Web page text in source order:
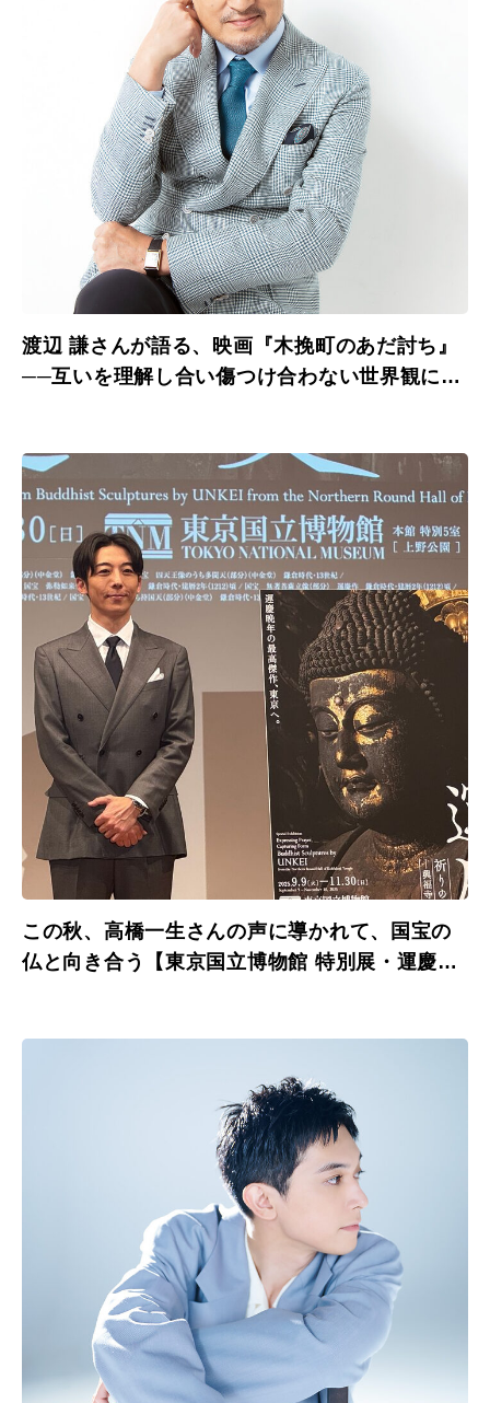
渡辺 謙さんが語る、映画『木挽町のあだ討ち』
──互いを理解し合い傷つけ合わない世界観に惚
この秋、高橋一生さんの声に導かれて、国宝の
仏と向き合う【東京国立博物館 特別展・運慶